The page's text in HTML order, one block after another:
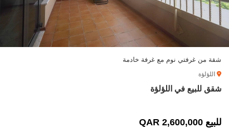
شقة من غرفتي نوم مع غرفة خادمة
اللؤلؤة
شقق للبيع في اللؤلؤة
للبيع 2,600,000 QAR